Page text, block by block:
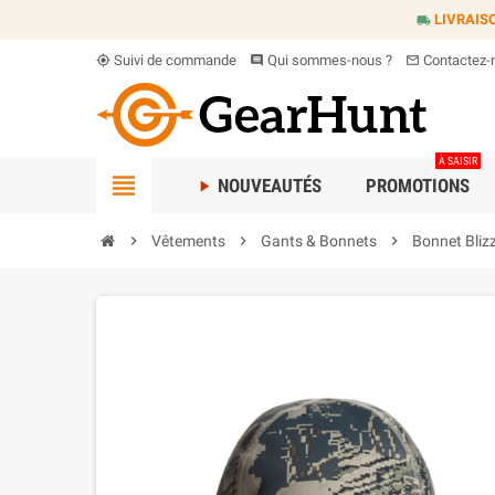
local_shipping
my_location Suivi de commande comment Qui sommes-nous ? mail_outline Contactez-
view_headline play_arrow NOUVEAUTÉS PROMOTIONS
À SAISIR
chevron_right Vêtements chevron_right Gants & Bonnets chevron_right Bonnet